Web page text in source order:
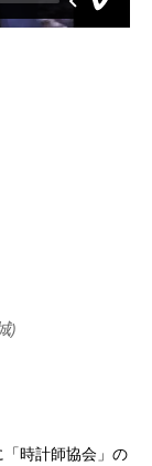
)
時計師協会」の